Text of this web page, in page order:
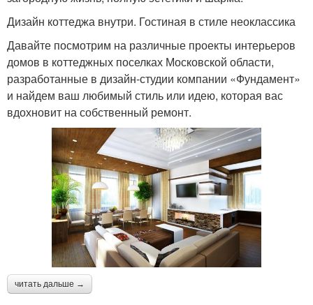
Дизайн коттеджа внутри. Гостиная в стиле неоклассика
Давайте посмотрим на различные проекты интерьеров
домов в коттеджных поселках Московской области,
разработанные в дизайн-студии компании «Фундамент»
и найдем ваш любимый стиль или идею, которая вас
вдохновит на собственный ремонт.
читать дальше →